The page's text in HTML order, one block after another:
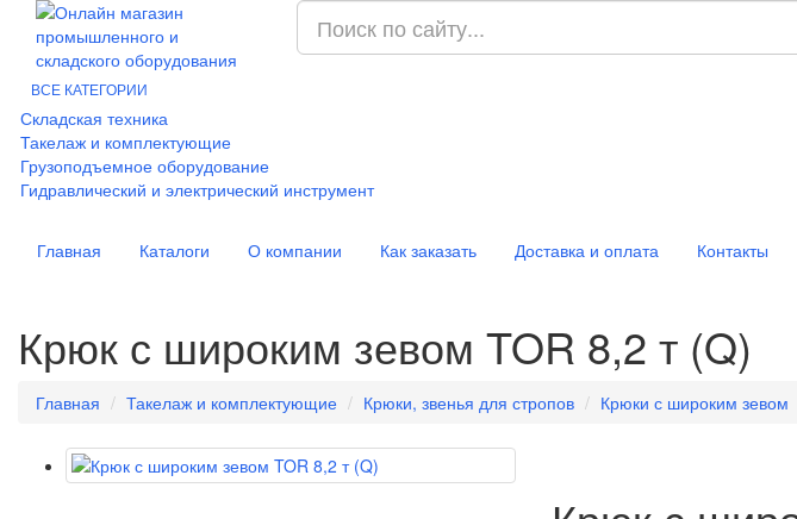
ВСЕ КАТЕГОРИИ
Складская техника
Такелаж и комплектующие
Грузоподъемное оборудование
Гидравлический и электрический инструмент
Главная Каталоги О компании Как заказать Доставка и оплата Контакты
Крюк с широким зевом TOR 8,2 т (Q)
Главная Такелаж и комплектующие Крюки, звенья для стропов Крюки с широким зевом